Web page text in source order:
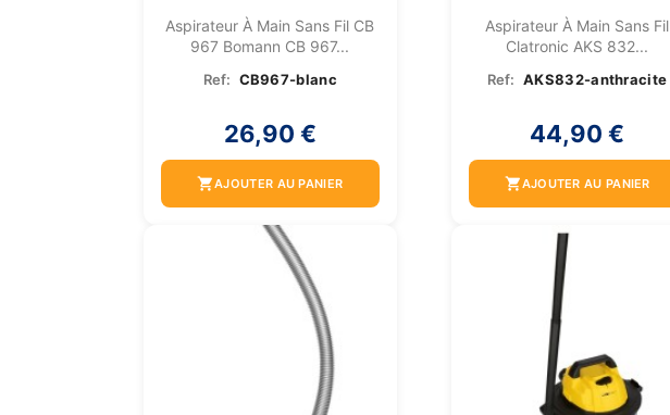
Aspirateur À Main Sans Fil CB
967 Bomann CB 967...
Ref: CB967-blanc
26,90 €
shopping_cartAJOUTER AU PANIER
Aspirateur À Main Sans Fil
Clatronic AKS 832...
Ref: AKS832-anthracite
44,90 €
shopping_cartAJOUTER AU PANIER